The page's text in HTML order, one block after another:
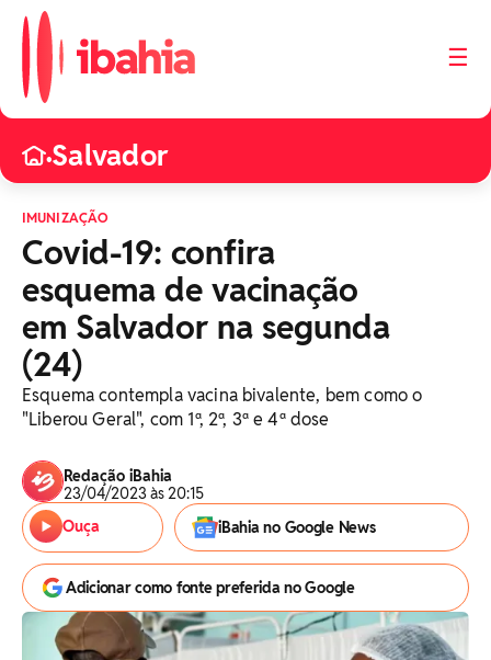
☰
•Salvador
IMUNIZAÇÃO
Covid-19: confira
esquema de vacinação
em Salvador na segunda
(24)
Esquema contempla vacina bivalente, bem como o
"Liberou Geral", com 1ª, 2ª, 3ª e 4ª dose
Redação iBahia
23/04/2023 às 20:15
Ouça
iBahia no Google News
Adicionar como fonte preferida no Google